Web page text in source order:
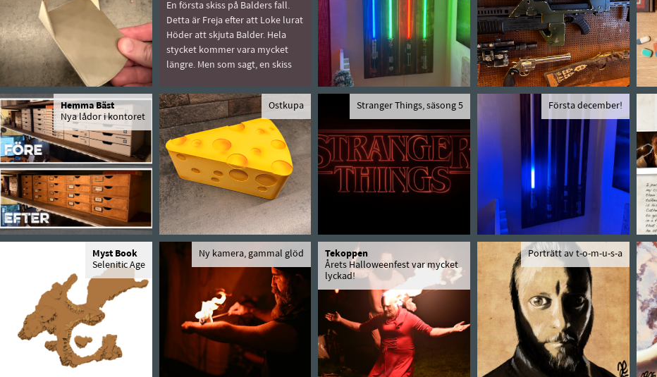
En första skiss på Balders fall.
Detta är Freja efter att Loke lurat
Höder att skjuta Balder. Hela
stycket kommer vara mycket
längre. Men som sagt, en skiss
Hemma Bäst
Nya lådor i kontoret
Ostkupa Stranger Things, säsong 5 Första december!
Myst Book
Selenitic Age
Ny kamera, gammal glöd
Tekoppen
Årets Halloweenfest var mycket
lyckad!
Porträtt av t-o-m-u-s-a